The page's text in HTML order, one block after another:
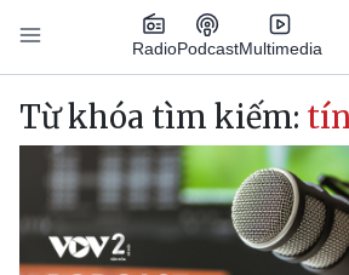
Nhảy đến nội dung
RadioPodcastMultimedia
Main navigation
Từ khóa tìm kiếm: